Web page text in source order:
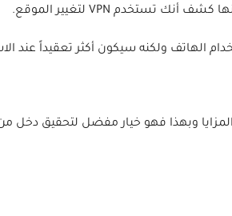
الهاتف ولكنه سيكون أكثر تعقيداً عند
وبهذا فهو خيار مفضل لتحقيق دخل من